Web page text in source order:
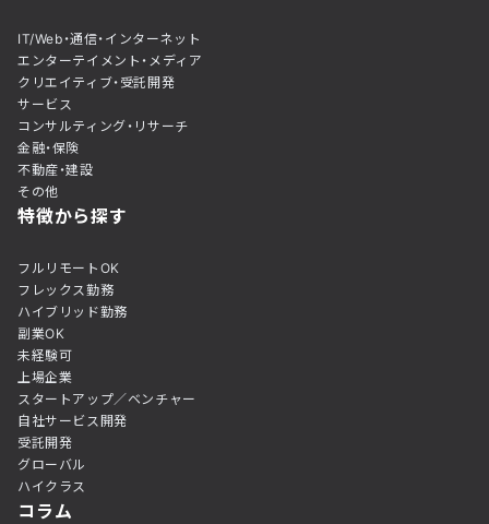
IT/Web・通信・インターネット
エンターテイメント・メディア
クリエイティブ・受託開発
サービス
コンサルティング・リサーチ
金融・保険
不動産・建設
その他
特徴から探す
フルリモートOK
フレックス勤務
ハイブリッド勤務
副業OK
未経験可
上場企業
スタートアップ／ベンチャー
自社サービス開発
受託開発
グローバル
ハイクラス
コラム